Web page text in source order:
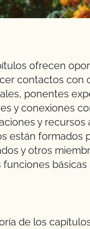
ofrecen
contactos con
ponentes
y conexiones
y recursos
están formados
y otros
funciones básicas
de los